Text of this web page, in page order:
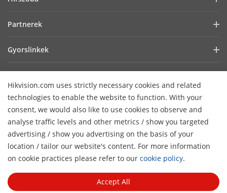
Hikvision.com uses strictly necessary cookies and related
technologies to enable the website to function. With your
consent, we would also like to use cookies to observe and
analyse traffic levels and other metrics / show you targeted
advertising / show you advertising on the basis of your
location / tailor our website's content. For more information
on cookie practices please refer to our cookie policy.
Accept All
Kiberbiztonság
GYIK
Sikertörténetek
HikSnap
Videók
Partnerek
Hikvision nyílt beágyazott platform
Gyorslinkek
Hol vásárolhat
Akadálymentességi nyilatkozat
Hikvision eLearning
Webináriumok
Események
Oldalak áttekintése
Lépjen kapcsolatba velünk
Hírlevél feliratkozás
© 2026 Hangzhou Hikvision Digital Technology Co., Ltd. All
Rights Reserved.
Privacy Policy Cookie Policy
Cookies
Preferences
General Terms of Use